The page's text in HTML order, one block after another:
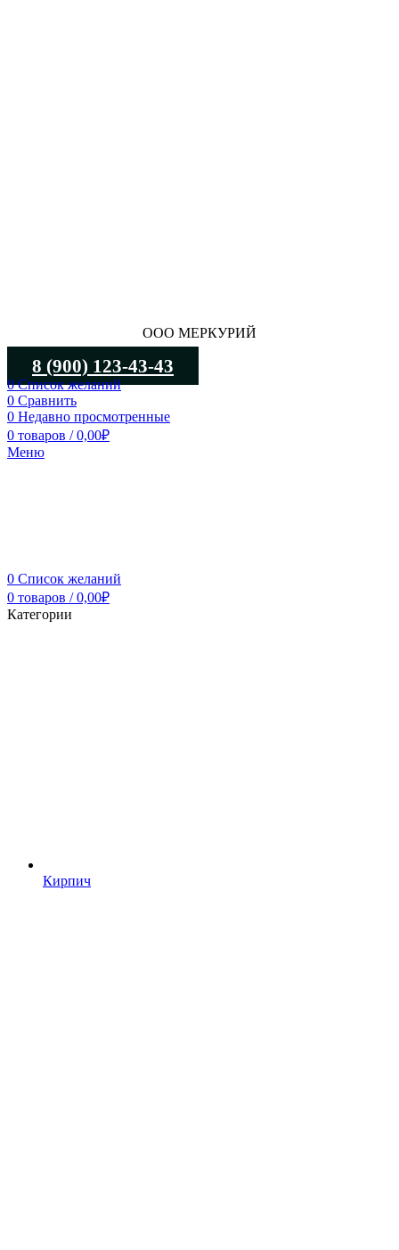
ООО МЕРКУРИЙ
8 (900) 123-43-43
0Список желаний
0 Сравнить
0 Недавно просмотренные
0 товаров / 0,00₽
Меню
0 Список желаний
0 товаров / 0,00₽
Категории
Кирпич